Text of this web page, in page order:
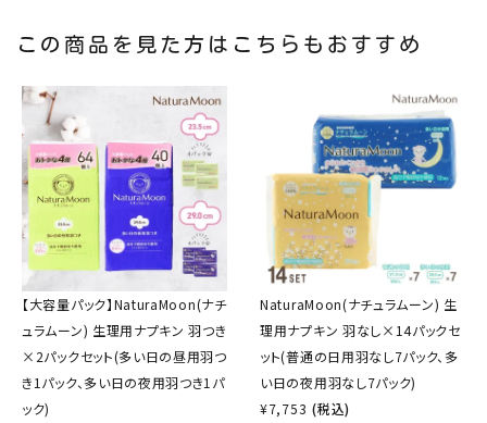
この商品を見た方はこちらもおすすめ
【大容量パック】NaturaMoon(ナチ
ュラムーン) 生理用ナプキン 羽つき
×2パックセット(多い日の昼用羽つ
き1パック、多い日の夜用羽つき1パ
ック)
NaturaMoon(ナチュラムーン) 生
理用ナプキン 羽なし×14パックセ
ット(普通の日用羽なし7パック、多
い日の夜用羽なし7パック)
¥7,753 (税込)